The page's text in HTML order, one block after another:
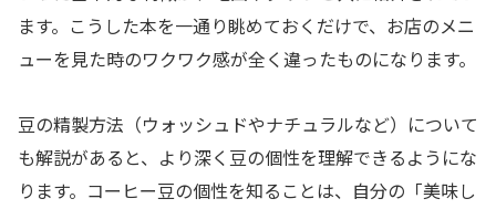
ます。こうした本を一通り眺めておくだけで、お店のメニ
ューを見た時のワクワク感が全く違ったものになります。
豆の精製方法（ウォッシュドやナチュラルなど）について
も解説があると、より深く豆の個性を理解できるようにな
ります。コーヒー豆の個性を知ることは、自分の「美味し